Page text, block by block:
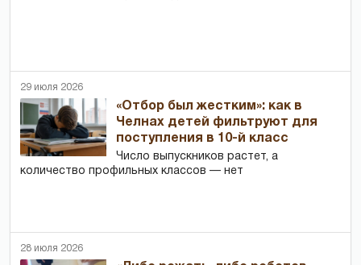
29 июля 2026
«Отбор был жестким»: как в
Челнах детей фильтруют для
поступления в 10-й класс
Число выпускников растет, а
количество профильных классов — нет
28 июля 2026